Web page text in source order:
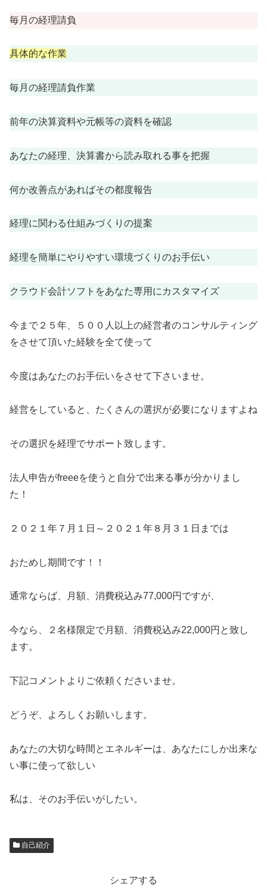
毎月の経理請負
具体的な作業
毎月の経理請負作業
前年の決算資料や元帳等の資料を確認
あなたの経理、決算書から読み取れる事を把握
何か改善点があればその都度報告
経理に関わる仕組みづくりの提案
経理を簡単にやりやすい環境づくりのお手伝い
クラウド会計ソフトをあなた専用にカスタマイズ
今まで２５年、５００人以上の経営者のコンサルティング
をさせて頂いた経験を全て使って
今度はあなたのお手伝いをさせて下さいませ。
経営をしていると、たくさんの選択が必要になりますよね
その選択を経理でサポート致します。
法人申告がfreeeを使うと自分で出来る事が分かりまし
た！
２０２１年７月１日～２０２１年８月３１日までは
おためし期間です！！
通常ならば、月額、消費税込み77,000円ですが、
今なら、２名様限定で月額、消費税込み22,000円と致し
ます。
下記コメントよりご依頼くださいませ。
どうぞ、よろしくお願いします。
あなたの大切な時間とエネルギーは、あなたにしか出来な
い事に使って欲しい
私は、そのお手伝いがしたい。
自己紹介
シェアする